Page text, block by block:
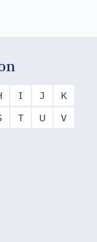
I J
K
T U
V